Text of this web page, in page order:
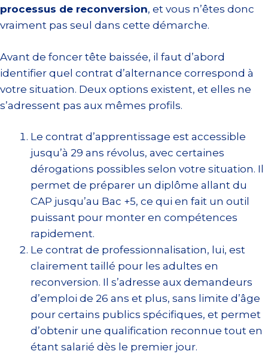
processus de reconversion, et vous n’êtes donc
vraiment pas seul dans cette démarche.
Avant de foncer tête baissée, il faut d’abord
identifier quel contrat d’alternance correspond à
votre situation. Deux options existent, et elles ne
s’adressent pas aux mêmes profils.
Le contrat d’apprentissage est accessible
jusqu’à 29 ans révolus, avec certaines
dérogations possibles selon votre situation. Il
permet de préparer un diplôme allant du
CAP jusqu’au Bac +5, ce qui en fait un outil
puissant pour monter en compétences
rapidement.
Le contrat de professionnalisation, lui, est
clairement taillé pour les adultes en
reconversion. Il s’adresse aux demandeurs
d’emploi de 26 ans et plus, sans limite d’âge
pour certains publics spécifiques, et permet
d’obtenir une qualification reconnue tout en
étant salarié dès le premier jour.